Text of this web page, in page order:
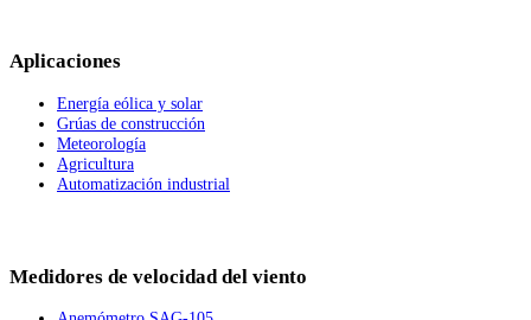
Aplicaciones
Energía eólica y solar
Grúas de construcción
Meteorología
Agricultura
Automatización industrial
Medidores de velocidad del viento